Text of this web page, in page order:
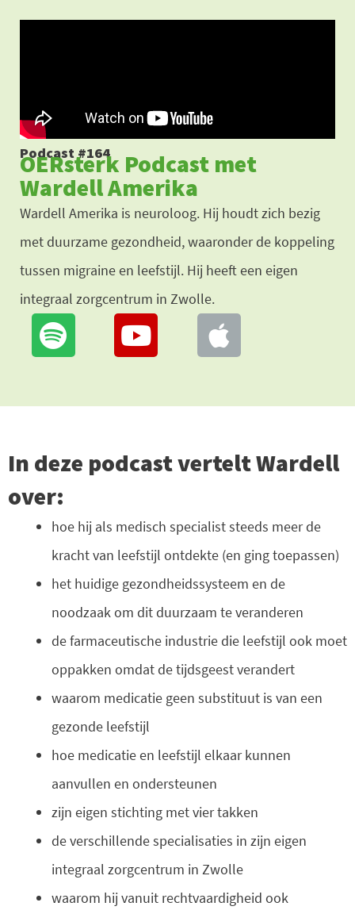
Podcast #164
OERsterk Podcast met
Wardell Amerika
Wardell Amerika is neuroloog. Hij houdt zich bezig
met duurzame gezondheid, waaronder de koppeling
tussen migraine en leefstijl. Hij heeft een eigen
integraal zorgcentrum in Zwolle.
In deze podcast vertelt Wardell
over:
hoe hij als medisch specialist steeds meer de
kracht van leefstijl ontdekte (en ging toepassen)
het huidige gezondheidssysteem en de
noodzaak om dit duurzaam te veranderen
de farmaceutische industrie die leefstijl ook moet
oppakken omdat de tijdsgeest verandert
waarom medicatie geen substituut is van een
gezonde leefstijl
hoe medicatie en leefstijl elkaar kunnen
aanvullen en ondersteunen
zijn eigen stichting met vier takken
de verschillende specialisaties in zijn eigen
integraal zorgcentrum in Zwolle
waarom hij vanuit rechtvaardigheid ook